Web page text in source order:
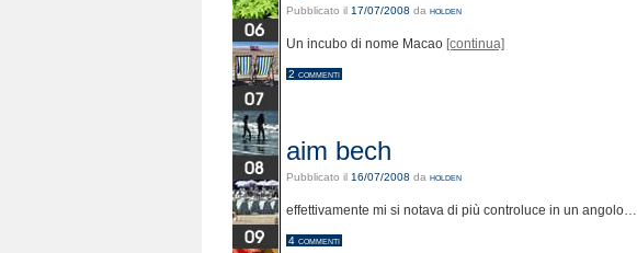
Pubblicato il 17/07/2008 da holden
Un incubo di nome Macao [continua]
2 commenti
aim bech
Pubblicato il 16/07/2008 da holden
effettivamente mi si notava di più controluce in un angolo…
4 commenti